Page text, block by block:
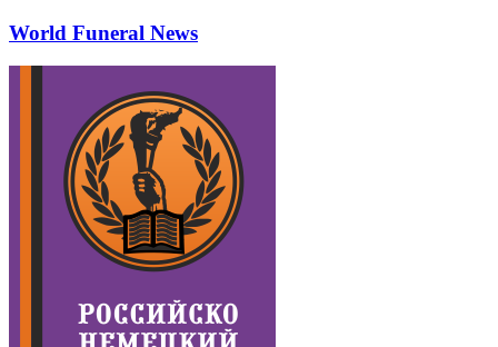
World Funeral News